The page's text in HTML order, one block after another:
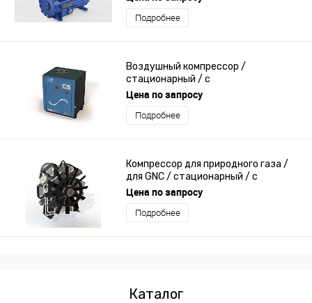
Подробнее
Воздушный компрессор /
стационарный / с
электродвигателем / винтовой
Цена по запросу
Подробнее
Компрессор для природного газа /
для GNC / стационарный / с
электродвигателем
Цена по запросу
Подробнее
Каталог